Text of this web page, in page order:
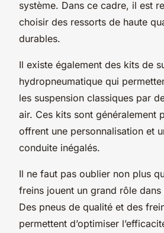
système. Dans ce cadre, il est
choisir des ressorts de haute
durables.
Il existe également des kits de
hydropneumatique qui
les suspension classiques par
air. Ces kits sont généralement
offrent une personnalisation et
conduite inégalés.
Il ne faut pas oublier non plus
freins jouent un grand rôle
Des pneus de qualité et des
permettent d’optimiser